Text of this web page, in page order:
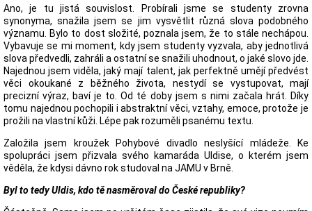
Ano, je tu jistá souvislost. Probírali jsme se studenty zrovna
synonyma, snažila jsem se jim vysvětlit různá slova podobného
významu. Bylo to dost složité, poznala jsem, že to stále nechápou.
Vybavuje se mi moment, kdy jsem studenty vyzvala, aby jednotlivá
slova předvedli, zahráli a ostatní se snažili uhodnout, o jaké slovo jde.
Najednou jsem viděla, jaký mají talent, jak perfektně umějí předvést
věci okoukané z běžného života, nestydí se vystupovat, mají
precizní výraz, baví je to. Od té doby jsem s nimi začala hrát. Díky
tomu najednou pochopili i abstraktní věci, vztahy, emoce, protože je
prožili na vlastní kůži. Lépe pak rozuměli psanému textu.
Založila jsem kroužek Pohybové divadlo neslyšící mládeže. Ke
spolupráci jsem přizvala svého kamaráda Uldise, o kterém jsem
věděla, že kdysi dávno rok studoval na JAMU v Brně.
Byl to tedy Uldis, kdo tě nasměroval do České republiky?